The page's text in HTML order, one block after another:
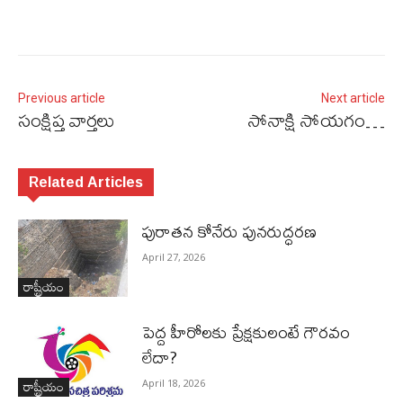
Previous article
సంక్షిప్త వార్తలు
Next article
సోనాక్షి సోయగం…
Related Articles
రాష్ట్రీయం
పురాత‌న కోనేరు పున‌రుద్ధ‌ర‌ణ
April 27, 2026
రాష్ట్రీయం
పెద్ద హీరోల‌కు ప్రేక్ష‌కులంటే గౌర‌వం
లేదా?
April 18, 2026